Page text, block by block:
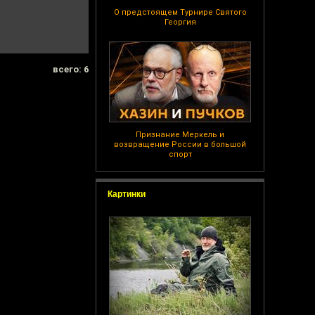
О предстоящем Турнире Святого
Георгия
Признание Меркель и
возвращение России в большой
спорт
Картинки
всего: 6